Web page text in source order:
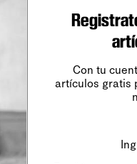
Con tu
artículos gratis